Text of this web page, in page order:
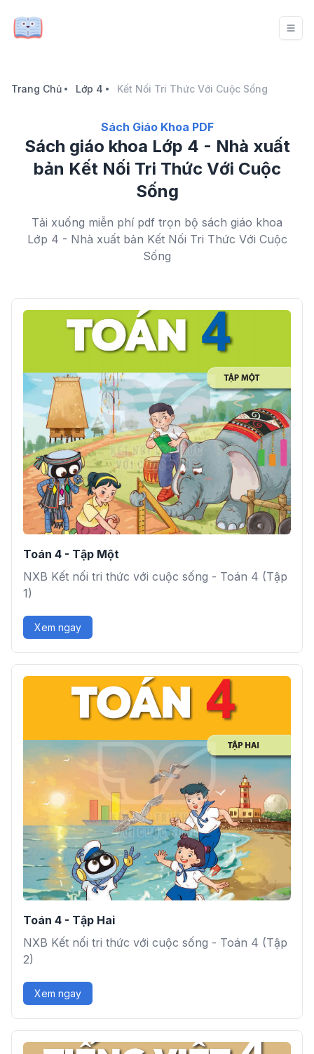
Trang Chủ Lớp 4 Kết Nối Tri Thức Với Cuộc Sống
Sách Giáo Khoa PDF
Sách giáo khoa Lớp 4 - Nhà xuất
bản Kết Nối Tri Thức Với Cuộc
Sống
Tải xuống miễn phí pdf trọn bộ sách giáo khoa
Lớp 4 - Nhà xuất bản Kết Nối Tri Thức Với Cuộc
Sống
Toán 4 - Tập Một
NXB Kết nối tri thức với cuộc sống - Toán 4 (Tập
1)
Xem ngay
Toán 4 - Tập Hai
NXB Kết nối tri thức với cuộc sống - Toán 4 (Tập
2)
Xem ngay